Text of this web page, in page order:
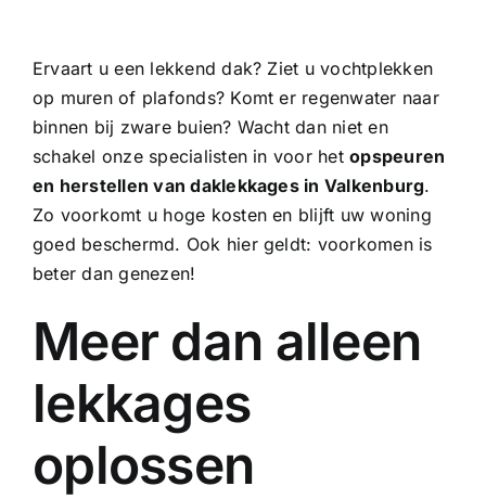
Ervaart u een lekkend dak? Ziet u vochtplekken
op muren of plafonds? Komt er regenwater naar
binnen bij zware buien? Wacht dan niet en
schakel onze specialisten in voor hetopspeuren
en herstellen van daklekkages in Valkenburg.
Zo voorkomt u hoge kosten en blijft uw woning
goed beschermd. Ook hier geldt: voorkomen is
beter dan genezen!
Meer dan alleen
lekkages
oplossen